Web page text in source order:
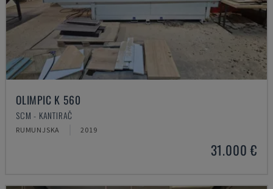
OLIMPIC K 560
SCM - KANTIRAČ
RUMUNJSKA 2019
31.000 €